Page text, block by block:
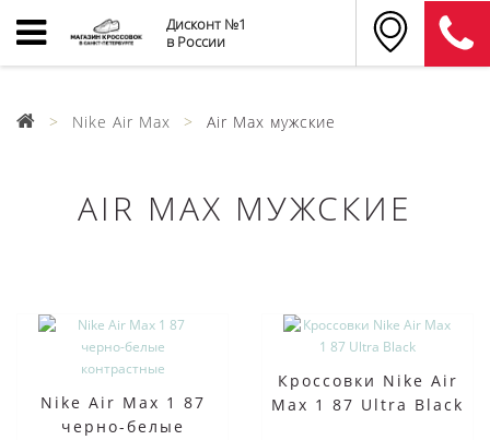
Дисконт №1
в России
Nike Air Max Air Max мужские
AIR MAX МУЖСКИЕ
Nike Air Max 1 87
черно-белые
Кроссовки Nike Air
Max 1 87 Ultra Black